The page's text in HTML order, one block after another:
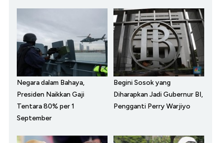
Negara dalam Bahaya,
Presiden Naikkan Gaji
Tentara 80% per 1
September
Begini Sosok yang
Diharapkan Jadi Gubernur BI,
Pengganti Perry Warjiyo